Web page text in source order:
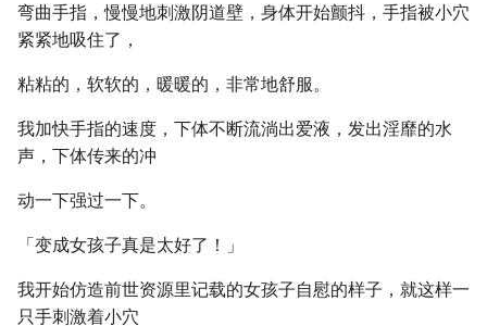
弯曲手指，慢慢地刺激阴道壁，身体开始颤抖，手指被小穴
紧紧地吸住了，
粘粘的，软软的，暖暖的，非常地舒服。
我加快手指的速度，下体不断流淌出爱液，发出淫靡的水
声，下体传来的冲
动一下强过一下。
「变成女孩子真是太好了！」
我开始仿造前世资源里记载的女孩子自慰的样子，就这样一
只手刺激着小穴